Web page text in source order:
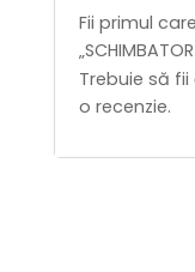
Fii primul
Trebuie să fii
o recenzie.